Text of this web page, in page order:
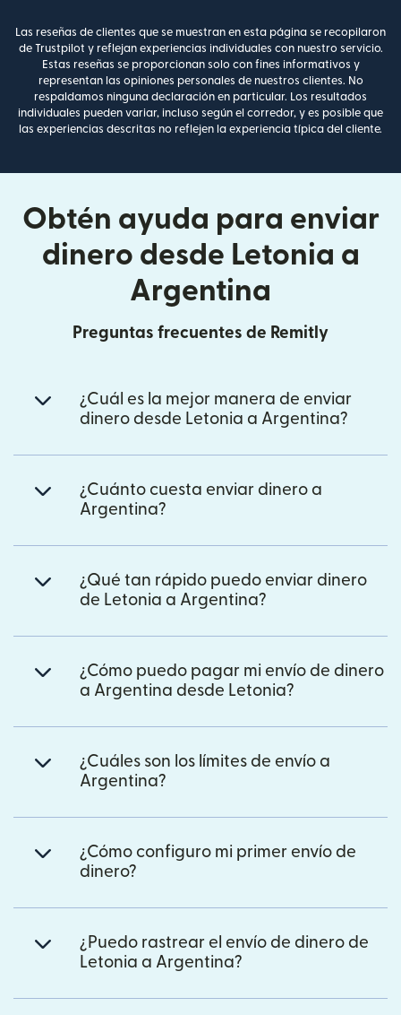
Las reseñas de clientes que se muestran en esta página se recopilaron
de Trustpilot y reflejan experiencias individuales con nuestro servicio.
Estas reseñas se proporcionan solo con fines informativos y
representan las opiniones personales de nuestros clientes. No
respaldamos ninguna declaración en particular. Los resultados
individuales pueden variar, incluso según el corredor, y es posible que
las experiencias descritas no reflejen la experiencia típica del cliente.
Obtén ayuda para enviar
dinero desde Letonia a
Argentina
Preguntas frecuentes de Remitly
¿Cuál es la mejor manera de enviar
dinero desde Letonia a Argentina?
¿Cuánto cuesta enviar dinero a
Argentina?
¿Qué tan rápido puedo enviar dinero
de Letonia a Argentina?
¿Cómo puedo pagar mi envío de dinero
a Argentina desde Letonia?
¿Cuáles son los límites de envío a
Argentina?
¿Cómo configuro mi primer envío de
dinero?
¿Puedo rastrear el envío de dinero de
Letonia a Argentina?